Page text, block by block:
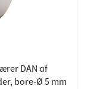
DAN af
bore-Ø 5 mm